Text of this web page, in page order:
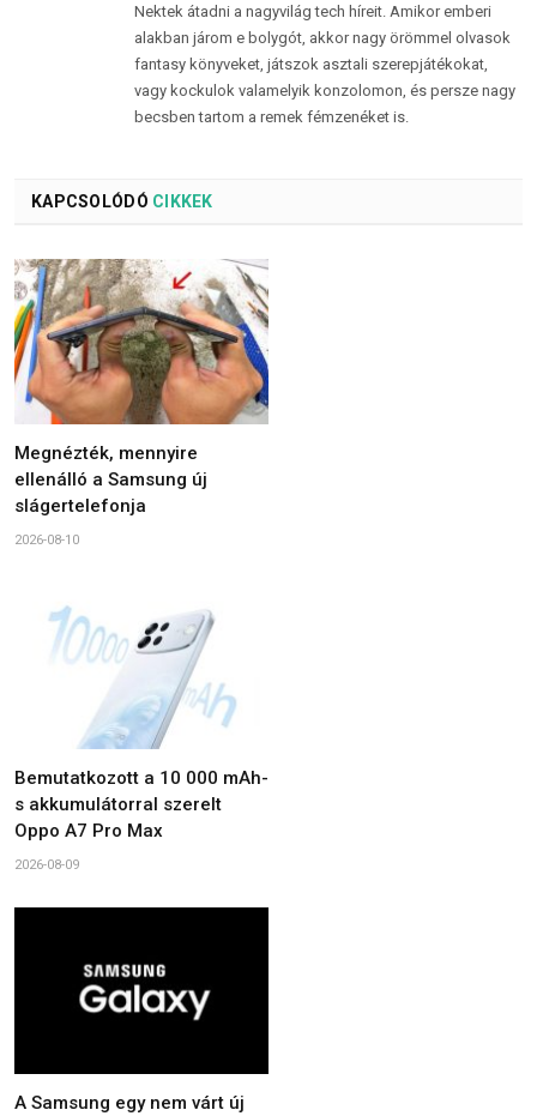
Nektek átadni a nagyvilág tech híreit. Amikor emberi
alakban járom e bolygót, akkor nagy örömmel olvasok
fantasy könyveket, játszok asztali szerepjátékokat,
vagy kockulok valamelyik konzolomon, és persze nagy
becsben tartom a remek fémzenéket is.
KAPCSOLÓDÓ CIKKEK
Megnézték, mennyire
ellenálló a Samsung új
slágertelefonja
2026-08-10
Bemutatkozott a 10 000 mAh-
s akkumulátorral szerelt
Oppo A7 Pro Max
2026-08-09
A Samsung egy nem várt új